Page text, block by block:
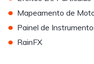
• Mapeamento de
• Painel de
• RainFX